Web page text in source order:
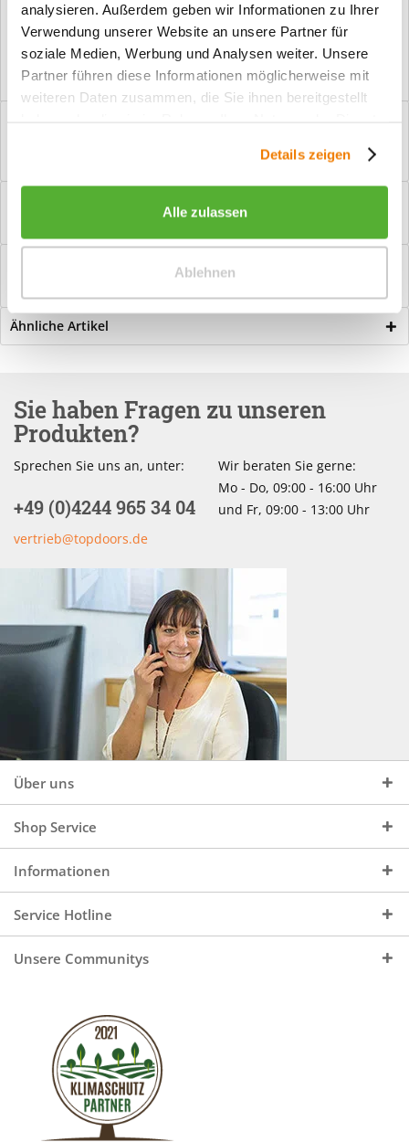
analysieren. Außerdem geben wir Informationen zu Ihrer
Verwendung unserer Website an unsere Partner für
soziale Medien, Werbung und Analysen weiter. Unsere
Partner führen diese Informationen möglicherweise mit
weiteren Daten zusammen, die Sie ihnen bereitgestellt
Details zeigen
Alle zulassen
Ablehnen
Vorteile
Kostenloser Versand ab € 2000,- Bestellwert
Versand mit eigener Spedition
PZ-Garnitur Arena II Flat Manchmal brauchen Innentüren
mehr
Ähnliche Artikel
Sie haben Fragen zu unseren
Produkten?
Sprechen Sie uns an, unter:
+49 (0)4244 965 34 04
vertrieb@topdoors.de
Wir beraten Sie gerne:
Mo - Do, 09:00 - 16:00 Uhr
und Fr, 09:00 - 13:00 Uhr
Über uns
Shop Service
Informationen
Service Hotline
Unsere Communitys